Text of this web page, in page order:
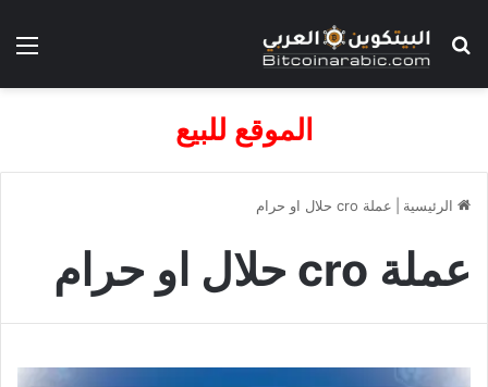
بحث عن
الموقع للبيع
الرئيسية عملة cro حلال او حرام
عملة cro حلال او حرام